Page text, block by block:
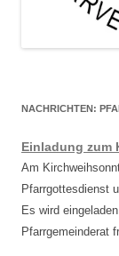
NACHRICHTEN:
Einladung zum
Am
Pfarrgottesdienst
Es wird
Pfarrgemeinderat